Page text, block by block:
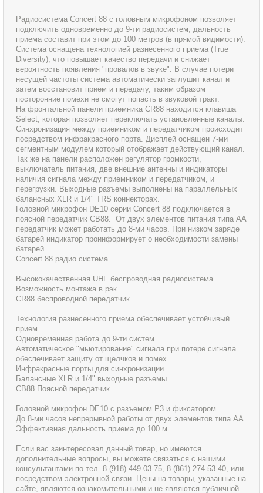
Радиосистема Concert 88 с головным микрофоном позволяет
подключить одновременно до 9-ти радиосистем, дальность
приема составит при этом до 100 метров (в прямой видимости).
Система оснащена технологией разнесенного приема (True
Diversity), что повышает качество передачи и снижает
вероятность появления "провалов в звуке". В случае потери
несущей частоты система автоматически заглушит канал и
затем восстановит прием и передачу, таким образом
посторонние помехи не смогут попасть в звуковой тракт.
На фронтальной панели приемника CR88 находится клавиша
Select, которая позволяет переключать установленные каналы.
Синхронизация между приемником и передатчиком происходит
посредством инфракрасного порта. Дисплей оснащен 7-ми
сегментным модулем который отображает действующий канал.
Так же на панели расположен регулятор громкости,
выключатель питания, две внешние антенны и индикаторы
наличия сигнала между приемником и передатчиком, и
перегрузки. Выходные разъемы выполнены на параллельных
балансных XLR и 1/4" TRS коннекторах.
Головной микрофон DE10 серии Concert 88 подключается в
поясной передатчик CB88. От двух элементов питания типа AA
передатчик может работать до 8-ми часов. При низком заряде
батарей индикатор проинформирует о необходимости замены
батарей.
Concert 88 радио система
Высококачественная UHF беспроводная радиосистема
Возможность монтажа в рэк
CR88 беспроводной передатчик
Технология разнесенного приема обеспечивает устойчивый
прием
Одновременная работа до 9-ти систем
Автоматическое "мьютирование" сигнала при потере сигнала
обеспечивает защиту от щелчков и помех
Инфракрасные порты для синхронизации
Балансные XLR и 1/4" выходные разъемы
CB88 Поясной передатчик
Головной микрофон DE10 с разъемом P3 и фиксатором
До 8-ми часов непрерывной работы от двух элементов типа AA
Эффективная дальность приема до 100 м.
Если вас заинтересовал данный товар, но имеются
дополнительные вопросы, вы можете связаться с нашими
консультантами по тел. 8 (918) 449-03-75, 8 (861) 274-53-40, или
посредством электронной связи. Цены на товары, указанные на
сайте, являются ознакомительными и не являются публичной